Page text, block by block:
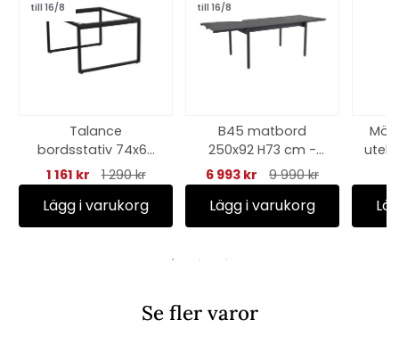
till 16/8
Talance
bordsstativ 74x60
H40 cm - svart
1 161 kr 1 290 kr
Lägg i varukorg
till 16/8
B45 matbord
250x92 H73 cm -
matt antracit
6 993 kr 9 990 kr
Lägg i varukorg
Se fler varor